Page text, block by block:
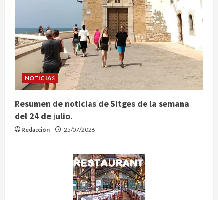
NOTICIAS
Resumen de noticias de Sitges de la semana
del 24 de julio.
Redacción 25/07/2026